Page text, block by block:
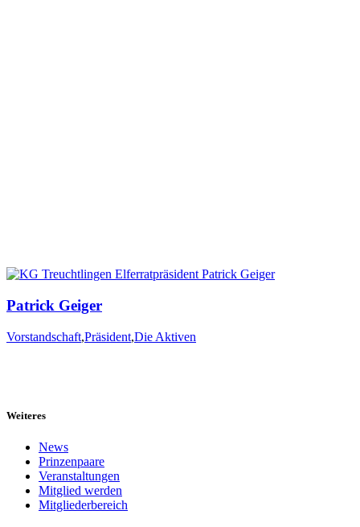
Patrick Geiger
Vorstandschaft,Präsident,Die Aktiven
Weiteres
News
Prinzenpaare
Veranstaltungen
Mitglied werden
Mitgliederbereich